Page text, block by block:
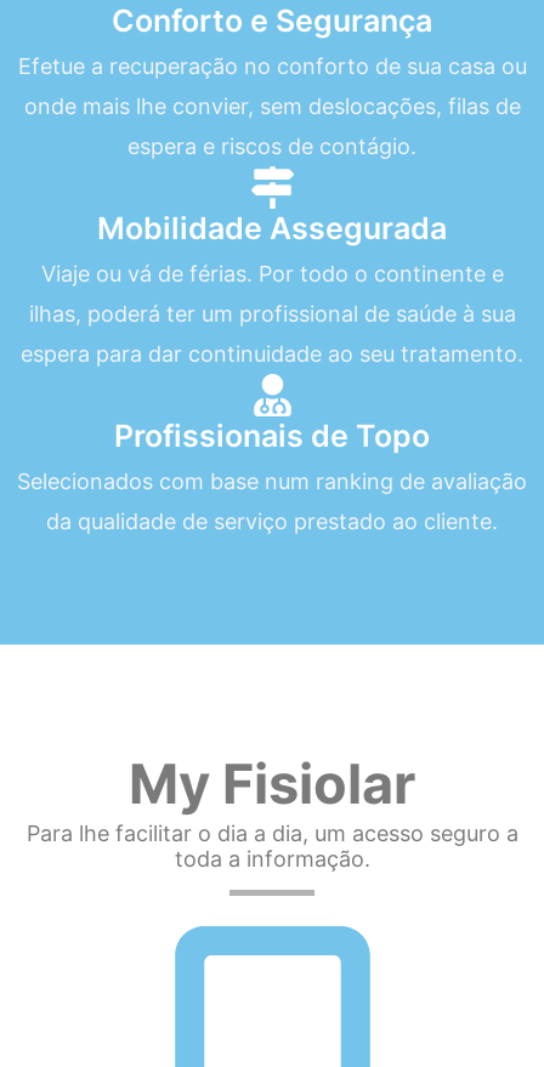
Conforto e Segurança
Efetue a recuperação no conforto de sua casa ou
onde mais lhe convier, sem deslocações, filas de
espera e riscos de contágio.
Mobilidade Assegurada
Viaje ou vá de férias. Por todo o continente e
ilhas, poderá ter um profissional de saúde à sua
espera para dar continuidade ao seu tratamento.
Profissionais de Topo
Selecionados com base num ranking de avaliação
da qualidade de serviço prestado ao cliente.
My Fisiolar
Para lhe facilitar o dia a dia, um acesso seguro a
toda a informação.